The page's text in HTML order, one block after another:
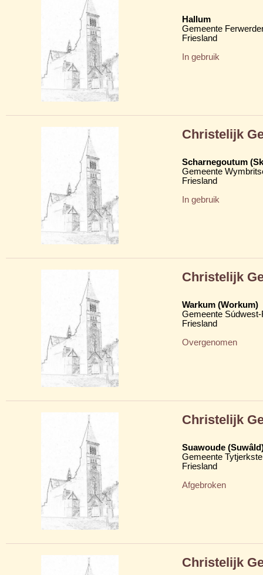
Hallum
Gemeente
Friesland
In gebruik
Christelijk
Scharnegoutum
Gemeente
Friesland
In gebruik
Christelijk
Warkum (Workum)
Gemeente
Friesland
Overgenomen
Christelijk
Suawoude
Gemeente
Friesland
Afgebroken
Christelijk